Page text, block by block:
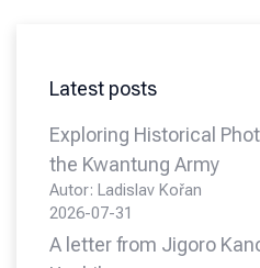
Latest posts
Exploring Historical
the Kwantung Army
Autor: Ladislav Kořan
2026-07-31
A letter from Jigoro